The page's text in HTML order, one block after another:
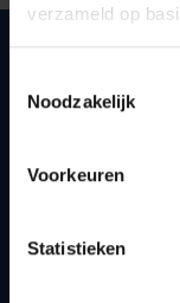
verzameld op
Noodzakelijk
Voorkeuren
Statistieken
Quick links
How to